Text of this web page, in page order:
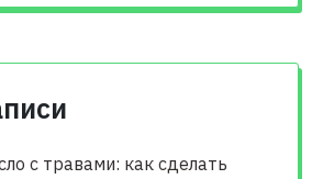
с травами: как сделать